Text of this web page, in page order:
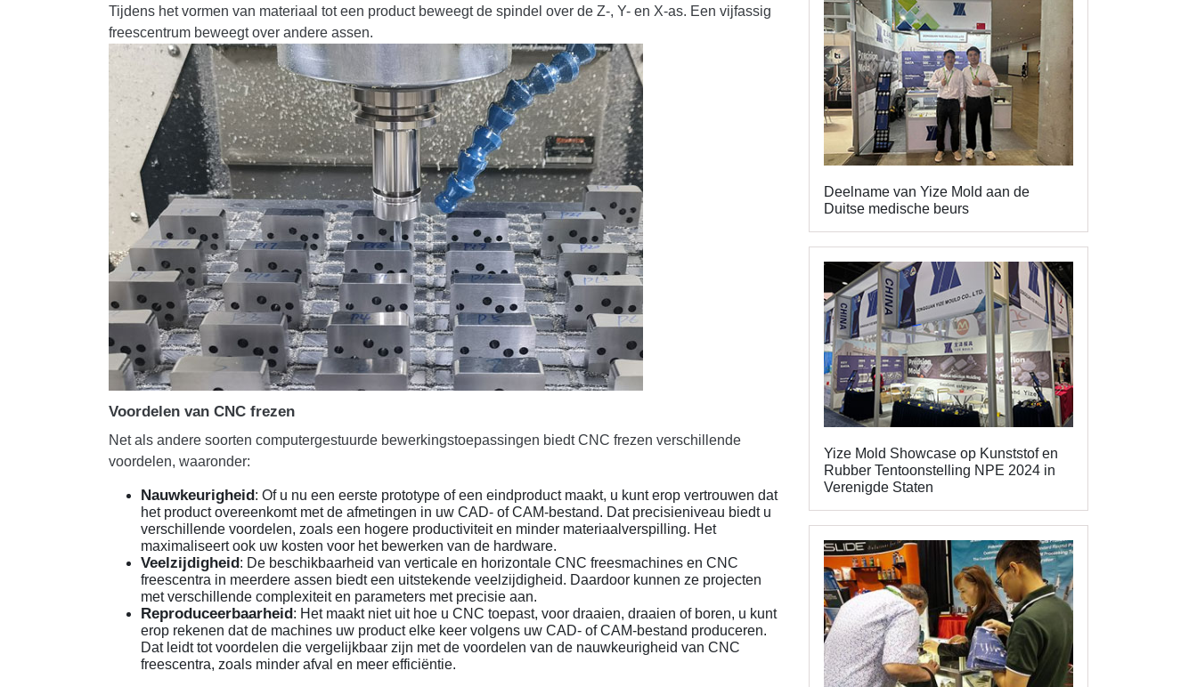
Tijdens het vormen van materiaal tot een product beweegt de spindel over de Z-, Y- en X-as. Een vijfassig
freescentrum beweegt over andere assen.
Voordelen van CNC frezen
Net als andere soorten computergestuurde bewerkingstoepassingen biedt CNC frezen verschillende
voordelen, waaronder:
Nauwkeurigheid : Of u nu een eerste prototype of een eindproduct maakt, u kunt erop vertrouwen dat
het product overeenkomt met de afmetingen in uw CAD- of CAM-bestand. Dat precisieniveau biedt u
verschillende voordelen, zoals een hogere productiviteit en minder materiaalverspilling. Het
maximaliseert ook uw kosten voor het bewerken van de hardware.
Veelzijdigheid : De beschikbaarheid van verticale en horizontale CNC freesmachines en CNC
freescentra in meerdere assen biedt een uitstekende veelzijdigheid. Daardoor kunnen ze projecten
met verschillende complexiteit en parameters met precisie aan.
Reproduceerbaarheid : Het maakt niet uit hoe u CNC toepast, voor draaien, draaien of boren, u kunt
erop rekenen dat de machines uw product elke keer volgens uw CAD- of CAM-bestand produceren.
Dat leidt tot voordelen die vergelijkbaar zijn met de voordelen van de nauwkeurigheid van CNC
freescentra, zoals minder afval en meer efficiëntie.
Deelname van Yize Mold aan de
Duitse medische beurs
Yize Mold Showcase op Kunststof en
Rubber Tentoonstelling NPE 2024 in
Verenigde Staten